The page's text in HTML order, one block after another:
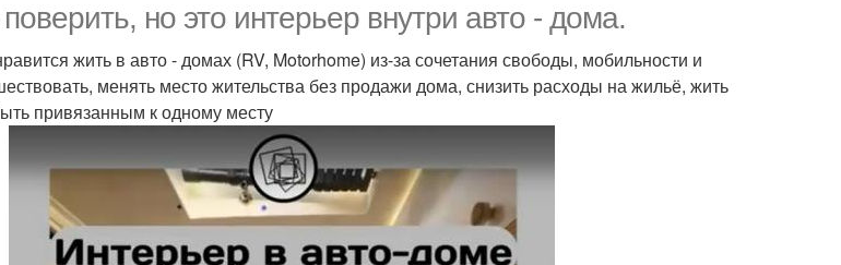
но это интерьер внутри авто - дома.
жить в авто - домах (RV, Motorhome) из-за сочетания свободы, мобильности и
менять место жительства без продажи дома, снизить расходы на жильё, жить
привязанным к одному месту